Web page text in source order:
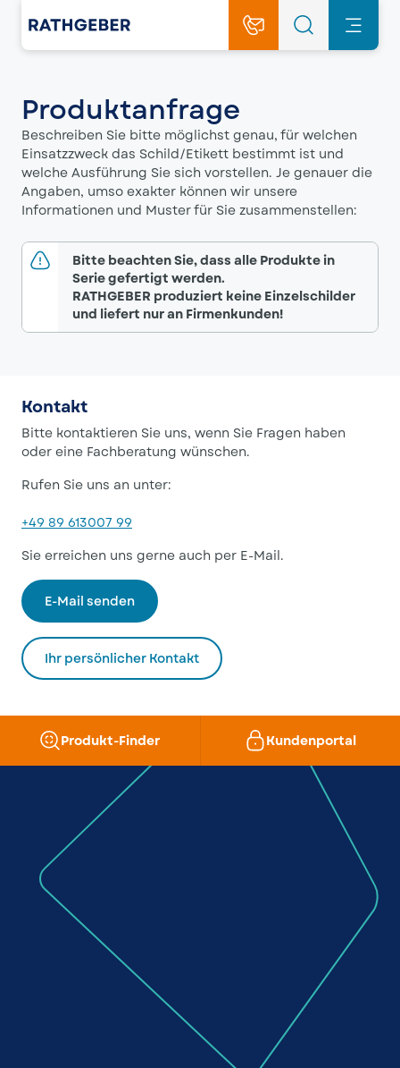
Produktanfrage
Beschreiben Sie bitte möglichst genau, für welchen
Einsatzzweck das Schild/Etikett bestimmt ist und
welche Ausführung Sie sich vorstellen. Je genauer die
Angaben, umso exakter können wir unsere
Informationen und Muster für Sie zusammenstellen:
Bitte beachten Sie, dass alle Produkte in
Serie gefertigt werden.
RATHGEBER produziert keine Einzelschilder
und liefert nur an Firmenkunden!
Kontakt
Bitte kontaktieren Sie uns, wenn Sie Fragen haben
oder eine Fachberatung wünschen.
Rufen Sie uns an unter:
+49 89 613007 99
Sie erreichen uns gerne auch per E-Mail.
E-Mail senden
Ihr persönlicher Kontakt
Produkt-Finder Kundenportal